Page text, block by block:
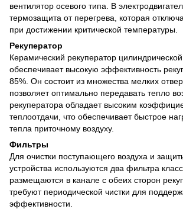
вентилятор осевого типа. В
термозащита от перегрева, которая
при достижении критической температуры.
Рекуператор
Керамический рекуператор
обеспечивает высокую эффективность
85%. Он состоит из множества мелких
позволяет оптимально передавать тепло
рекуператора обладает высоким
теплоотдачи, что обеспечивает быстрое
тепла приточному воздуху.
Фильтры
Для очистки поступающего воздуха и
устройства используются два фильтра
размещаются в канале с обеих сторон
требуют периодической чистки для
эффективности.